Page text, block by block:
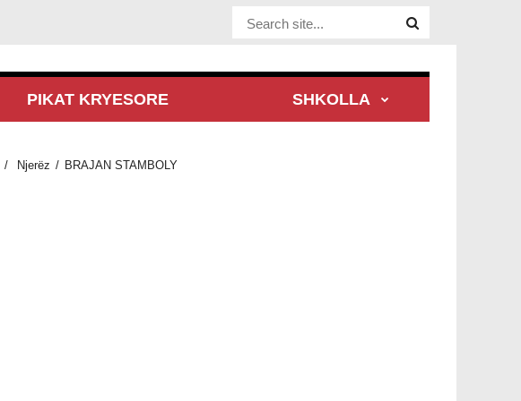
Website Site
PIKAT KRYESORE SHKOLLA
Njerëz BRAJAN STAMBOLY